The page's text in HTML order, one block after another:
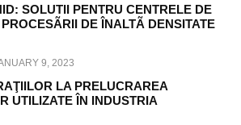
SOLUTII PENTRU CENTRELE DE
DE ÎNALTÃ DENSITATE
9, 2023
LA PRELUCRAREA
UTILIZATE ÎN INDUSTRIA